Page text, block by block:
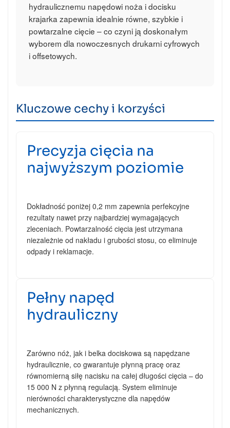
hydraulicznemu napędowi noża i docisku
krajarka zapewnia idealnie równe, szybkie i
powtarzalne cięcie – co czyni ją doskonałym
wyborem dla nowoczesnych drukarni cyfrowych
i offsetowych.
Kluczowe cechy i korzyści
Precyzja cięcia na
najwyższym poziomie
Dokładność poniżej 0,2 mm zapewnia perfekcyjne
rezultaty nawet przy najbardziej wymagających
zleceniach. Powtarzalność cięcia jest utrzymana
niezależnie od nakładu i grubości stosu, co eliminuje
odpady i reklamacje.
Pełny napęd
hydrauliczny
Zarówno nóż, jak i belka dociskowa są napędzane
hydraulicznie, co gwarantuje płynną pracę oraz
równomierną siłę nacisku na całej długości cięcia – do
15 000 N z płynną regulacją. System eliminuje
nierówności charakterystyczne dla napędów
mechanicznych.